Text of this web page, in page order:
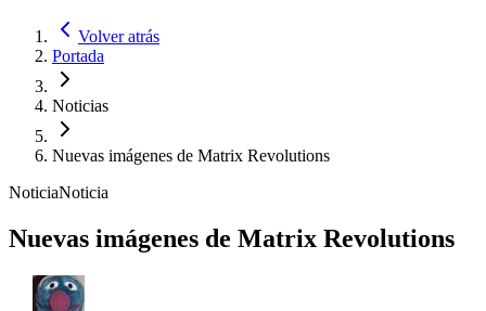
Volver atrás
Portada
Noticias
Nuevas imágenes de Matrix Revolutions
NoticiaNoticia
Nuevas imágenes de Matrix Revolutions